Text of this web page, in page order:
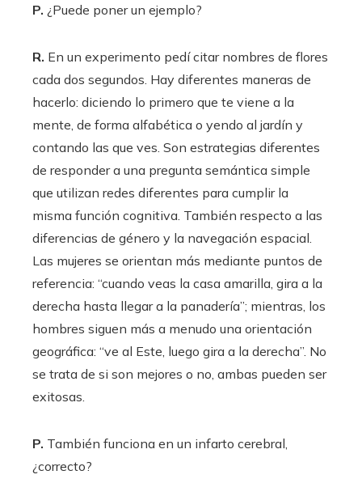
P. ¿Puede poner un ejemplo?
R. En un experimento pedí citar nombres de flores
cada dos segundos. Hay diferentes maneras de
hacerlo: diciendo lo primero que te viene a la
mente, de forma alfabética o yendo al jardín y
contando las que ves. Son estrategias diferentes
de responder a una pregunta semántica simple
que utilizan redes diferentes para cumplir la
misma función cognitiva. También respecto a las
diferencias de género y la navegación espacial.
Las mujeres se orientan más mediante puntos de
referencia: “cuando veas la casa amarilla, gira a la
derecha hasta llegar a la panadería”; mientras, los
hombres siguen más a menudo una orientación
geográfica: “ve al Este, luego gira a la derecha”. No
se trata de si son mejores o no, ambas pueden ser
exitosas.
P. También funciona en un infarto cerebral,
¿correcto?